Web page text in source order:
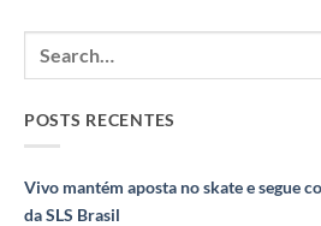
POSTS RECENTES
Vivo mantém aposta no skate e segue
da SLS Brasil